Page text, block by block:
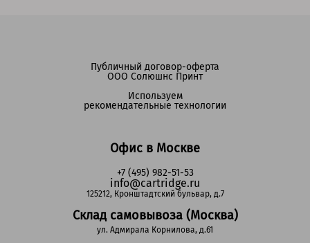
Офис в Москве
+7 (495) 982-51-53
info@cartridge.ru
125212, Кронштадтский бульвар, д.7
Склад самовывоза (Москва)
ул. Адмирала Корнилова, д.61
Публичный договор-оферта
ООО Солюшнс Принт
Используем
рекомендательные технологии